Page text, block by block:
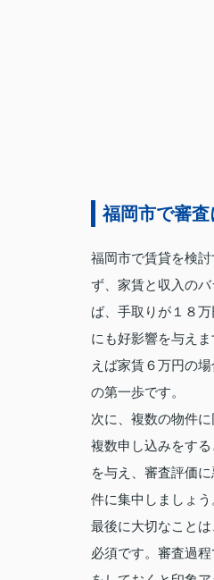
福岡市で審
福岡市で賃貸を検
ず、家賃と収入の
ば、手取りが１８
にも好影響を与え
えば家賃６万円の
の第一歩です。
次に、複数の物件
複数申し込みをす
を与え、審査評価
件に集中しましょう
最後に大切なこと
必須です。審査過